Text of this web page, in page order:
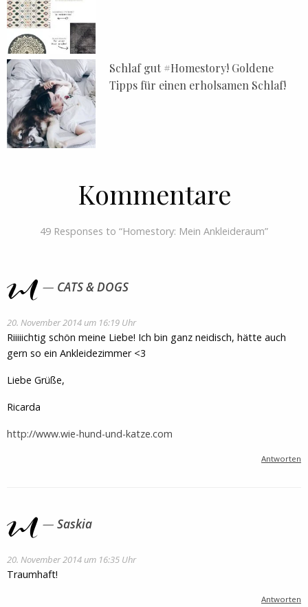
Schlaf gut #Homestory! Goldene
Tipps für einen erholsamen Schlaf!
Kommentare
49 Responses to “Homestory: Mein Ankleideraum”
CATS & DOGS
20. November 2014 um 16:19 Uhr
Riiiiichtig schön meine Liebe! Ich bin ganz neidisch, hätte auch
gern so ein Ankleidezimmer <3
Liebe Grüße,
Ricarda
http://www.wie-hund-und-katze.com
Antworten
Saskia
20. November 2014 um 16:35 Uhr
Traumhaft!
Antworten